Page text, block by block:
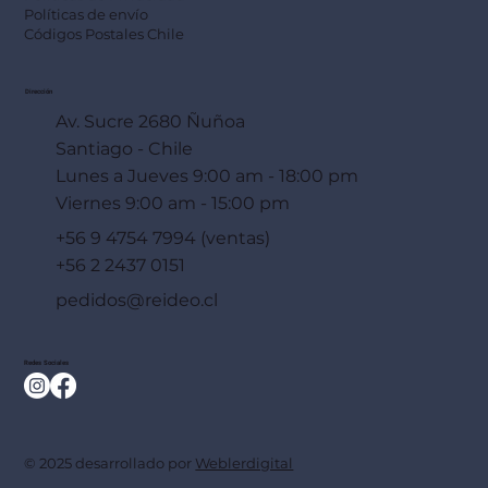
Políticas de envío
Códigos Postales Chile
Dirección
Av. Sucre 2680 Ñuñoa
Santiago - Chile
Lunes a Jueves 9:00 am - 18:00 pm
Viernes 9:00 am - 15:00 pm
+56 9 4754 7994 (ventas)
+56 2 2437 0151
pedidos@reideo.cl
Redes Sociales
© 2025 desarrollado por Weblerdigital